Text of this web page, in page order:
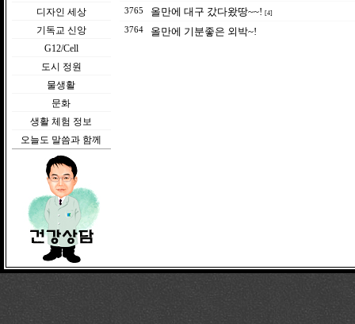
디자인 세상
기독교 신앙
G12/Cell
도시 정원
물생활
문화
생활 체험 정보
오늘도 말씀과 함께
3765 올만에 대구 갔다왔땅~~! [4]
3764 올만에 기분좋은 외박~!